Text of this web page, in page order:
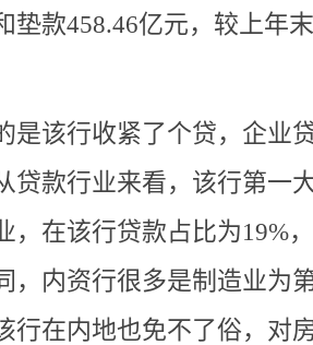
垫款458.46亿元，较上年
是该行收紧了个贷，企业
贷款行业来看，该行第一
，在该行贷款占比为19%
，内资行很多是制造业为
行在内地也免不了俗，对